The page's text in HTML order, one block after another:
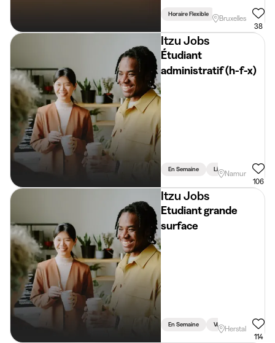
Horaire Flexible Lié Aux Études
Bruxelles
38
Itzu Jobs
Étudiant
administratif (h-f-x)
En Semaine Lié Aux Études
Namur
106
Itzu Jobs
Etudiant grande
surface
En Semaine VacancesHerstal
114